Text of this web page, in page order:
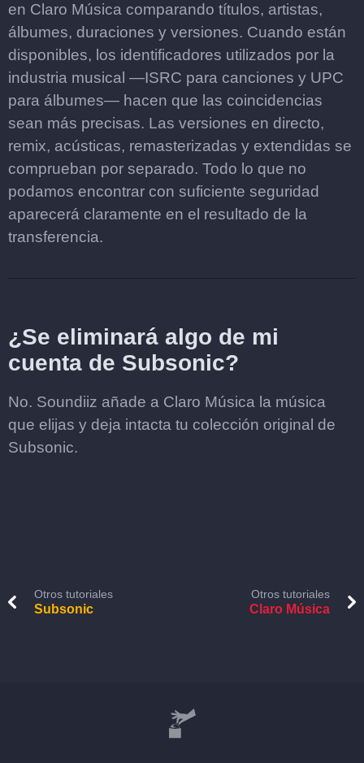
en Claro Música comparando títulos, artistas,
álbumes, duraciones y versiones. Cuando están
disponibles, los identificadores utilizados por la
industria musical —ISRC para canciones y UPC
para álbumes— hacen que las coincidencias
sean más precisas. Las versiones en directo,
remix, acústicas, remasterizadas y extendidas se
comprueban por separado. Todo lo que no
podamos encontrar con suficiente seguridad
aparecerá claramente en el resultado de la
transferencia.
¿Se eliminará algo de mi
cuenta de Subsonic?
No. Soundiiz añade a Claro Música la música
que elijas y deja intacta tu colección original de
Subsonic.
Otros tutoriales
Subsonic
Otros tutoriales
Claro Música